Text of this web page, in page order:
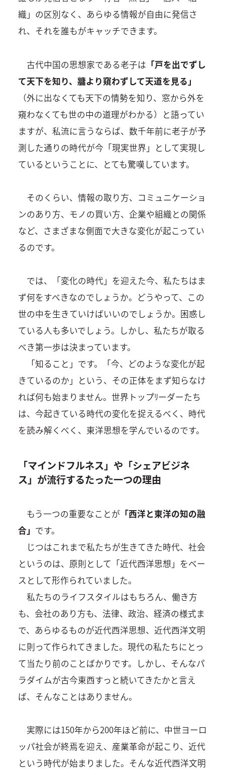
織」の区別なく、あらゆる情報が自由に発信さ
れ、それを誰もがキャッチできます。
古代中国の思想家である老子は 「戸を出でずし
て天下を知り、牅より窺わずして天道を見る」
（外に出なくても天下の情勢を知り、窓から外を
窺わなくても世の中の道理がわかる）と語ってい
ますが、私流に言うならば、数千年前に老子が予
測した通りの時代が今「現実世界」として実現し
ているということに、とても驚嘆しています。
そのくらい、情報の取り方、コミュニケーショ
ンのあり方、モノの買い方、企業や組織との関係
など、さまざまな側面で大きな変化が起こってい
るのです。
では、「変化の時代」を迎えた今、私たちはま
ず何をすべきなのでしょうか。どうやって、この
世の中を生きていけばいいのでしょうか。困惑し
ている人も多いでしょう。しかし、私たちが取る
べき第一歩は決まっています。
「知ること」です。「今、どのような変化が起
きているのか」という、その正体をまず知らなけ
れば何も始まりません。世界トップﾘーダーたち
は、今起きている時代の変化を捉えるべく、時代
を読み解くべく、東洋思想を学んでいるのです。
「マインドフルネス」や「シェアビジネ
ス」が流行するたった一つの理由
もう一つの重要なことが 「西洋と東洋の知の融
合」 です。
じつはこれまで私たちが生きてきた時代、社会
というのは、原則として「近代西洋思想」をベー
スとして形作られていました。
私たちのライフスタイルはもちろん、働き方
も、会社のあり方も、法律、政治、経済の様式ま
で、あらゆるものが近代西洋思想、近代西洋文明
に則って作られてきました。現代の私たちにとっ
て当たり前のことばかりです。しかし、そんなパ
ラダイムが古今東西すっと続いてきたかと言え
ば、そんなことはありません。
実際には150年から200年ほど前に、中世ヨーロ
ッパ社会が終焉を迎え、産業革命が起こり、近代
という時代が始まりました。そんな近代西洋文明